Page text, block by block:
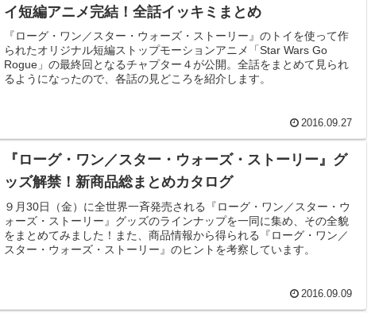
イ短編アニメ完結！全話イッキミまとめ
『ローグ・ワン／スター・ウォーズ・ストーリー』のトイを使って作
られたオリジナル短編ストップモーションアニメ「Star Wars Go
Rogue」の最終回となるチャプター４が公開。全話をまとめて見られ
るようになったので、各話の見どころを紹介します。
2016.09.27
『ローグ・ワン／スター・ウォーズ・ストーリー』グ
ッズ解禁！新商品総まとめカタログ
９月30日（金）に全世界一斉発売される『ローグ・ワン／スター・ウ
ォーズ・ストーリー』グッズのラインナップを一同に集め、その全貌
をまとめてみました！また、商品情報から得られる『ローグ・ワン／
スター・ウォーズ・ストーリー』のヒントを考察しています。
2016.09.09